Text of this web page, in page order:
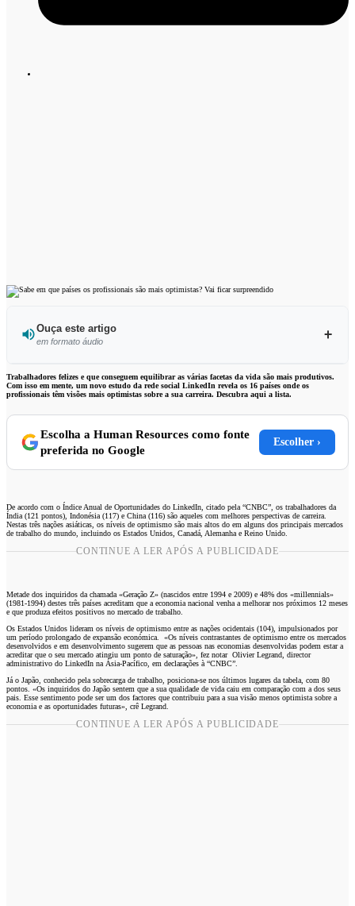
Ouça este artigo
em formato áudio
Ouvir este artigo
Trabalhadores felizes e que conseguem equilibrar as várias facetas da vida são mais produtivos.
Com isso em mente, um novo estudo da rede social LinkedIn revela os 16 países onde os
profissionais têm visões mais optimistas sobre a sua carreira. Descubra aqui a lista.
Escolha a Human Resources como fonte
preferida no Google
Escolher ›
De acordo com o Índice Anual de Oportunidades do LinkedIn, citado pela “CNBC”, os trabalhadores da
Índia (121 pontos), Indonésia (117) e China (116) são aqueles com melhores perspectivas de carreira.
Nestas três nações asiáticas, os níveis de optimismo são mais altos do em alguns dos principais mercados
de trabalho do mundo, incluindo os Estados Unidos, Canadá, Alemanha e Reino Unido.
CONTINUE A LER APÓS A PUBLICIDADE
Metade dos inquiridos da chamada «Geração Z» (nascidos entre 1994 e 2009) e 48% dos «millennials»
(1981-1994) destes três países acreditam que a economia nacional venha a melhorar nos próximos 12 meses
e que produza efeitos positivos no mercado de trabalho.
Os Estados Unidos lideram os níveis de optimismo entre as nações ocidentais (104), impulsionados por
um período prolongado de expansão económica. «Os níveis contrastantes de optimismo entre os mercados
desenvolvidos e em desenvolvimento sugerem que as pessoas nas economias desenvolvidas podem estar a
acreditar que o seu mercado atingiu um ponto de saturação», fez notar Olivier Legrand, director
administrativo do LinkedIn na Ásia-Pacífico, em declarações à “CNBC”.
Já o Japão, conhecido pela sobrecarga de trabalho, posiciona-se nos últimos lugares da tabela, com 80
pontos. «Os inquiridos do Japão sentem que a sua qualidade de vida caiu em comparação com a dos seus
pais. Esse sentimento pode ser um dos factores que contribuiu para a sua visão menos optimista sobre a
economia e as oportunidades futuras», crê Legrand.
CONTINUE A LER APÓS A PUBLICIDADE